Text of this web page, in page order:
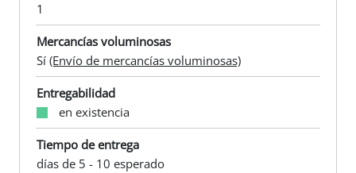
1
Mercancías voluminosas
Sí (Envío de mercancías voluminosas)
Entregabilidad
en existencia
Tiempo de entrega
días de 5 - 10 esperado